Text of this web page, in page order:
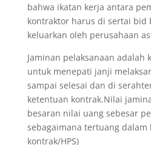
bahwa ikatan kerja antara
kontraktor harus di sertai bid
keluarkan oleh perusahaan
Jaminan pelaksanaan adalah
untuk menepati janji
sampai selesai dan di
ketentuan kontrak.Nilai
besaran nilai uang sebesar
sebagaimana tertuang dalam
kontrak/HPS)